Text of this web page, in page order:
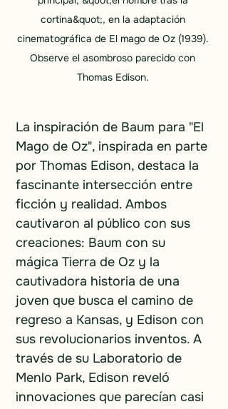
cortina&quot;, en la adaptación
cinematográfica de El mago de Oz (1939).
Observe el asombroso parecido con
Thomas Edison.
La inspiración de Baum para "El
Mago de Oz", inspirada en parte
por Thomas Edison, destaca la
fascinante intersección entre
ficción y realidad. Ambos
cautivaron al público con sus
creaciones: Baum con su
mágica Tierra de Oz y la
cautivadora historia de una
joven que busca el camino de
regreso a Kansas, y Edison con
sus revolucionarios inventos. A
través de su Laboratorio de
Menlo Park, Edison reveló
innovaciones que parecían casi